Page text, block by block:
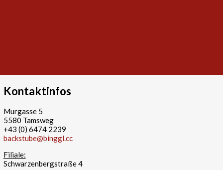
Kontaktinfos
Murgasse 5
5580 Tamsweg
+43 (0) 6474 2239
backstube@binggl.cc
Filiale:
Schwarzenbergstraße 4